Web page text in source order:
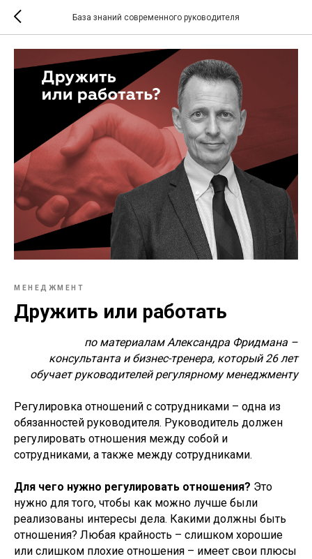
База знаний современного руководителя
МЕНЕДЖМЕНТ
Дружить или работать
по материалам Александра Фридмана –
консультанта и бизнес-тренера, который 26 лет
обучает руководителей регулярному менеджменту
Регулировка отношений с сотрудниками – одна из
обязанностей руководителя. Руководитель должен
регулировать отношения между собой и
сотрудниками, а также между сотрудниками.
Для чего нужно регулировать отношения? Это
нужно для того, чтобы как можно лучше были
реализованы интересы дела. Какими должны быть
отношения? Любая крайность – слишком хорошие
или слишком плохие отношения – имеет свои плюсы